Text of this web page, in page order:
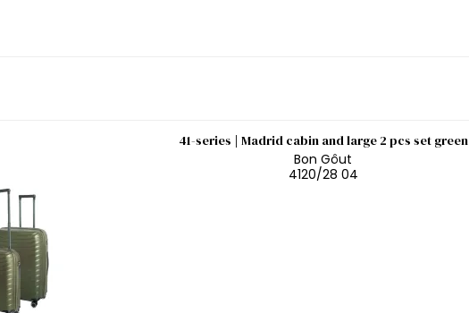
41-series | Madrid cabin and large 2 pcs set green
Bon Gôut
4120/28 04